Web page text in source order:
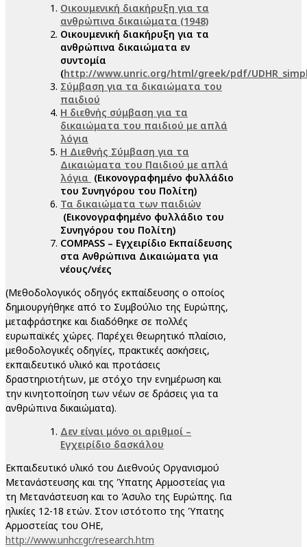
Οικουμενική διακήρυξη για τα
ανθρώπινα δικαιώματα (1948)
Οικουμενική διακήρυξη για τα
ανθρώπινα δικαιώματα εν
συντομία
(http://www.unric.org/html/greek/pdf/
Σύμβαση για τα δικαιώματα του
παιδιού
Η διεθνής σύμβαση για τα
δικαιώματα του παιδιού με απλά
λόγια
Η Διεθνής Σύμβαση για τα
Δικαιώματα του Παιδιού με απλά
λόγια (Εικονογραφημένο φυλλάδιο
του Συνηγόρου του Πολίτη)
Τα δικαιώματα των παιδιών
(Εικονογραφημένο φυλλάδιο του
Συνηγόρου του Πολίτη)
COMPASS – Εγχειρίδιο Εκπαίδευσης
στα Ανθρώπινα Δικαιώματα για
νέους/νέες
(Μεθοδολογικός οδηγός εκπαίδευσης ο οποίος
δημιουργήθηκε από το Συμβούλιο της Ευρώπης,
μεταφράστηκε και διαδόθηκε σε πολλές
ευρωπαϊκές χώρες. Παρέχει θεωρητικό πλαίσιο,
μεθοδολογικές οδηγίες, πρακτικές ασκήσεις,
εκπαιδευτικό υλικό και προτάσεις
δραστηριοτήτων, με στόχο την ενημέρωση και
την κινητοποίηση των νέων σε δράσεις για τα
ανθρώπινα δικαιώματα).
Δεν είναι μόνο οι αριθμοί –
Εγχειρίδιο δασκάλου
Εκπαιδευτικό υλικό του Διεθνούς Οργανισμού
Μετανάστευσης και της Ύπατης Αρμοστείας για
τη Μετανάστευση και το Άσυλο της Ευρώπης. Για
ηλικίες 12-18 ετών. Στον ιστότοπο της Ύπατης
Αρμοστείας του ΟΗΕ,
http://www.unhcr.gr/research.htm